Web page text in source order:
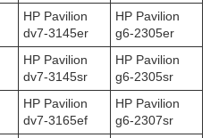
HP Pavilion
dv7-3145er
HP Pavilion
g6-2305er
HP Pavilion
dv7-3145sr
HP Pavilion
g6-2305sr
HP Pavilion
dv7-3165ef
HP Pavilion
g6-2307sr